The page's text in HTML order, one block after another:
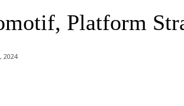
Platform
2024